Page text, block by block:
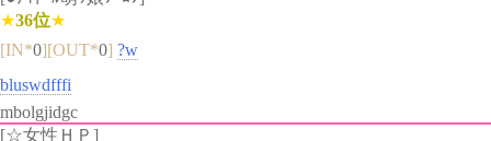
★36位★
[IN*0][OUT*0] ?w
bluswdfffi
mbolgjidgc
[☆女性ＨＰ]